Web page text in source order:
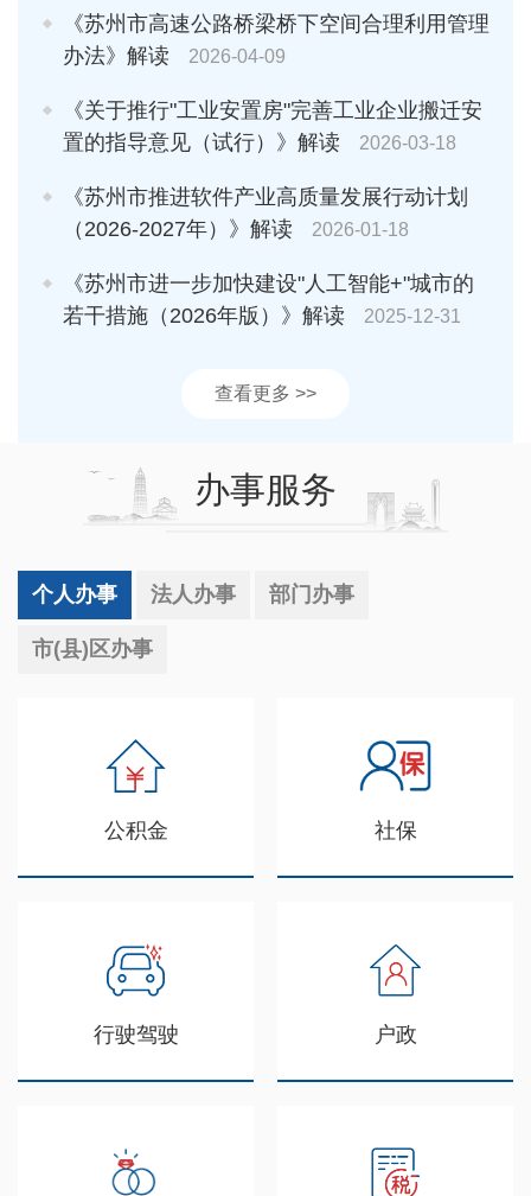
《苏州市高速公路桥梁桥下空间合理利用管理
办法》解读
2026-04-09
《关于推行"工业安置房"完善工业企业搬迁安
置的指导意见（试行）》解读
2026-03-18
《苏州市推进软件产业高质量发展行动计划
（2026-2027年）》解读
2026-01-18
《苏州市进一步加快建设"人工智能+"城市的
若干措施（2026年版）》解读
2025-12-31
查看更多 >>
办事服务
个人办事 法人办事 部门办事
市(县)区办事
公积金 社保
行驶驾驶 户政